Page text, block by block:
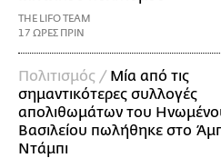
THE LIFO TEAM
17 ΩΡΕΣ ΠΡΙΝ
Πολιτισμός / Μία από τις
σημαντικότερες συλλογές
απολιθωμάτων του
Βασιλείου πωλήθηκε στο
Ντάμπι